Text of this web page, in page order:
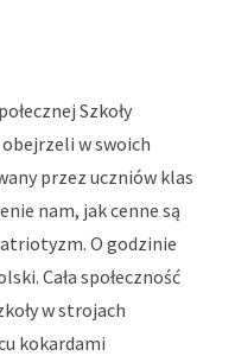
Szkoły
w swoich
przez uczniów klas
nam, jak cenne są
O godzinie
Cała społeczność
w strojach
kokardami